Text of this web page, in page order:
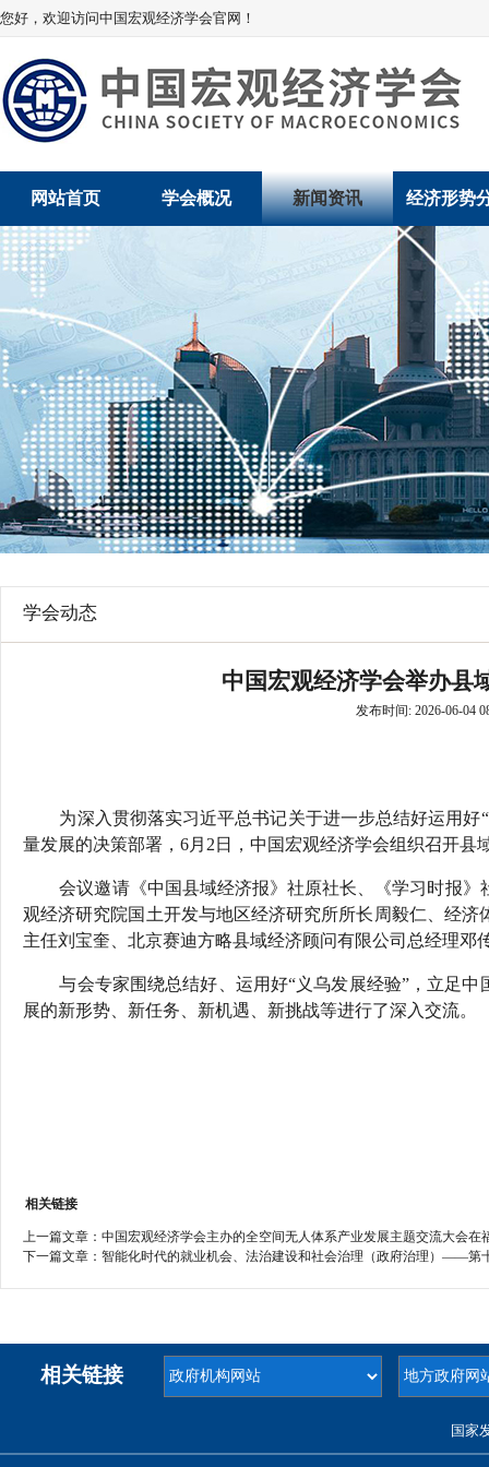
您好，欢迎访问中国宏观经济学会官网！
网站首页 学会概况
学术委员会
学会领导
组织机构
法律顾问
学会章程
新闻资讯
党建动态
学会动态
会员动态
地方动态
经济形势
经济数据
数说经济
经济运行与
产业发展
创新高技术
行
贸易与流
学会动态
中国宏观经济学会举办县
发布时间: 2026-06-04
为深入贯彻落实习近平总书记关于进一步总结好运用好
量发展的决策部署，6月2日，中国宏观经济学会组织召开
会议邀请《中国县域经济报》社原社长、《学习时报
观经济研究院国土开发与地区经济研究所所长周毅仁、经
主任刘宝奎、北京赛迪方略县域经济顾问有限公司总经理邓
与会专家围绕总结好、运用好“义乌发展经验”，立足中
展的新形势、新任务、新机遇、新挑战等进行了深入交流。
相关链接
上一篇文章： 中国宏观经济学会主办的全空间无人体系产业发展主题交流大会在
下一篇文章： 智能化时代的就业机会、法治建设和社会治理（政府治理）——第
相关链接
国家